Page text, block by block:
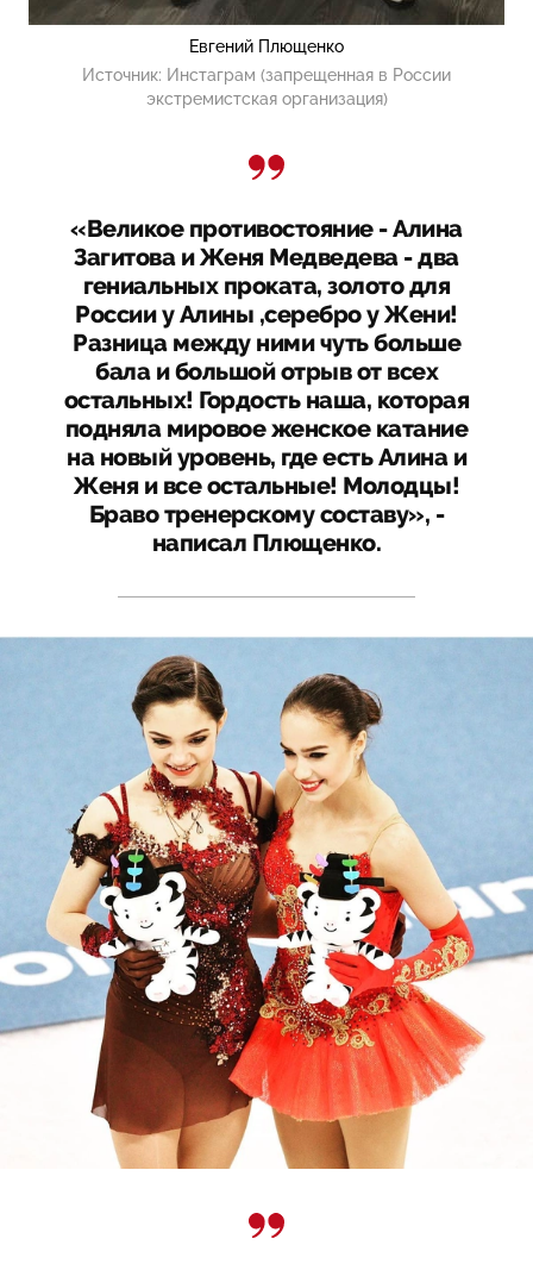
Евгений Плющенко
Источник: Инстаграм (запрещенная в России
экстремистская организация)
«Великое противостояние - Алина
Загитова и Женя Медведева - два
гениальных проката, золото для
России у Алины ,серебро у Жени!
Разница между ними чуть больше
бала и большой отрыв от всех
остальных! Гордость наша, которая
подняла мировое женское катание
на новый уровень, где есть Алина и
Женя и все остальные! Молодцы!
Браво тренерскому составу», -
написал Плющенко.